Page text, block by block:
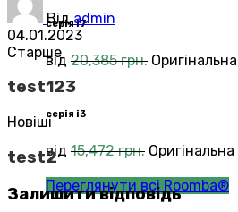
серія i7
від 20,385грн.
серія i3
від 15,472грн. Оригінальна
Переглянути всі Roomba®
Відadmin
04.01.2023
Старше
test123
Новіші
test2
Залишити відповідь